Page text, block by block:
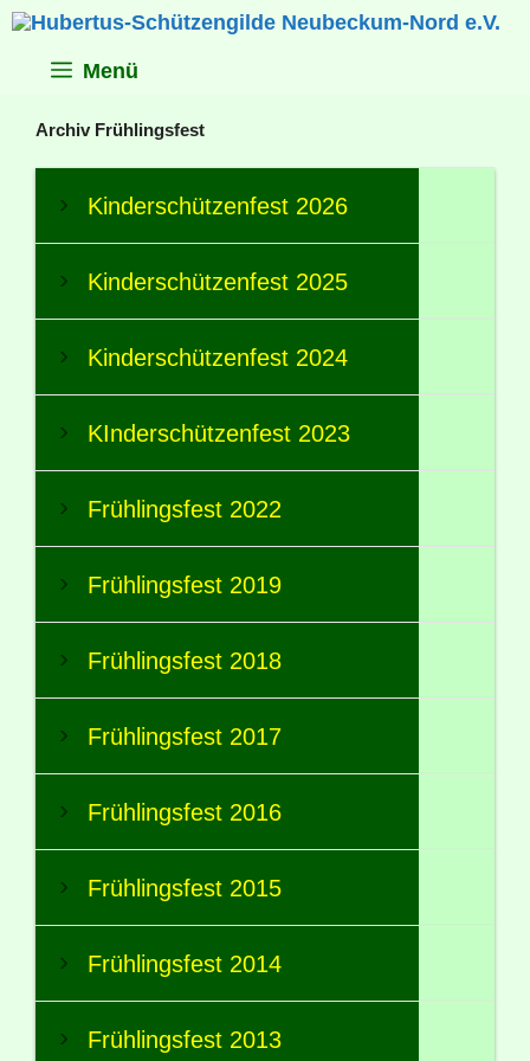
Zum
Inhalt
Menü
Archiv Frühlingsfest
Kinderschützenfest 2026
Kinderschützenfest 2025
Kinderschützenfest 2024
KInderschützenfest 2023
Frühlingsfest 2022
Frühlingsfest 2019
Frühlingsfest 2018
Frühlingsfest 2017
Frühlingsfest 2016
Frühlingsfest 2015
Frühlingsfest 2014
Frühlingsfest 2013